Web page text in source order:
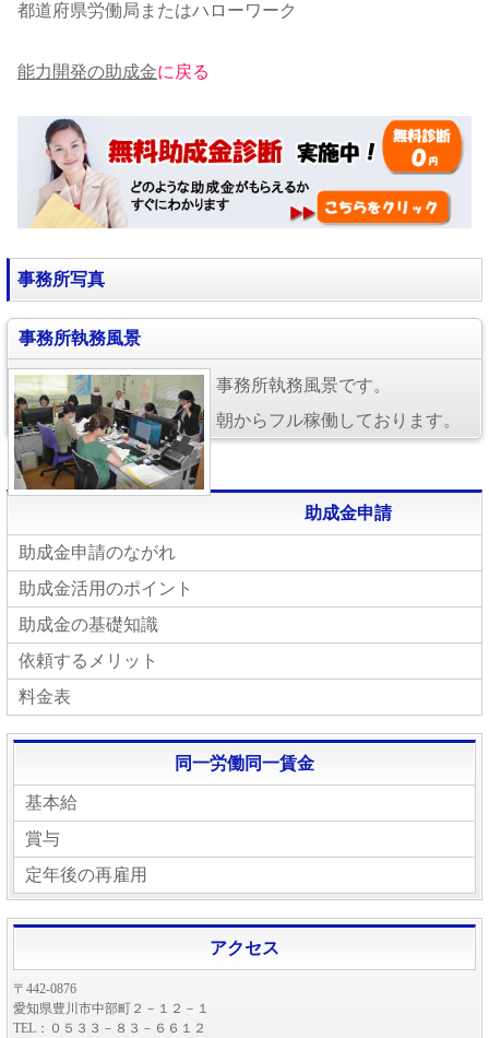
都道府県労働局またはハローワーク
能力開発の助成金に戻る
事務所写真
事務所執務風景
事務所執務風景です。
朝からフル稼働しております。
助成金申請
助成金申請のながれ
助成金活用のポイント
助成金の基礎知識
依頼するメリット
料金表
同一労働同一賃金
基本給
賞与
定年後の再雇用
アクセス
〒442-0876
愛知県豊川市中部町２－１２－１
TEL：０５３３－８３－６６１２